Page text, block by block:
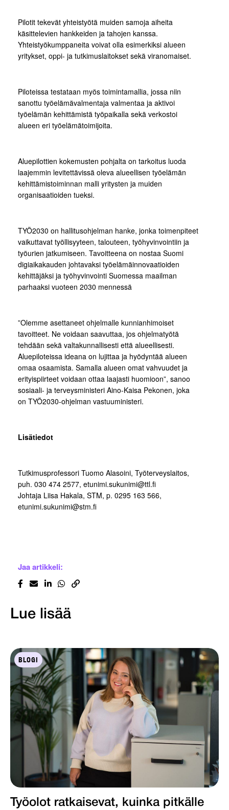
Pilotit tekevät yhteistyötä muiden samoja aiheita
käsittelevien hankkeiden ja tahojen kanssa.
Yhteistyökumppaneita voivat olla esimerkiksi alueen
yritykset, oppi- ja tutkimuslaitokset sekä viranomaiset.
Piloteissa testataan myös toimintamallia, jossa niin
sanottu työelämävalmentaja valmentaa ja aktivoi
työelämän kehittämistä työpaikalla sekä verkostoi
alueen eri työelämätoimijoita.
Aluepilottien kokemusten pohjalta on tarkoitus luoda
laajemmin levitettävissä oleva alueellisen työelämän
kehittämistoiminnan malli yritysten ja muiden
organisaatioiden tueksi.
TYÖ2030 on hallitusohjelman hanke, jonka toimenpiteet
vaikuttavat työllisyyteen, talouteen, työhyvinvointiin ja
työurien jatkumiseen. Tavoitteena on nostaa Suomi
digiaikakauden johtavaksi työelämäinnovaatioiden
kehittäjäksi ja työhyvinvointi Suomessa maailman
parhaaksi vuoteen 2030 mennessä
”Olemme asettaneet ohjelmalle kunnianhimoiset
tavoitteet. Ne voidaan saavuttaa, jos ohjelmatyötä
tehdään sekä valtakunnallisesti että alueellisesti.
Aluepiloteissa ideana on lujittaa ja hyödyntää alueen
omaa osaamista. Samalla alueen omat vahvuudet ja
erityispiirteet voidaan ottaa laajasti huomioon”, sanoo
sosiaali- ja terveysministeri Aino-Kaisa Pekonen, joka
on TYÖ2030-ohjelman vastuuministeri.
Lisätiedot
Tutkimusprofessori Tuomo Alasoini, Työterveyslaitos,
puh. 030 474 2577, etunimi.sukunimi@ttl.fi
Johtaja Liisa Hakala, STM, p. 0295 163 566,
etunimi.sukunimi@stm.fi
Jaa artikkeli:
Lue lisää
BLOGI
Työolot ratkaisevat, kuinka pitkälle